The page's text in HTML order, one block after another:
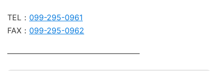
TEL： 099-295-0961
FAX： 099-295-0962
―――――――――――――――――